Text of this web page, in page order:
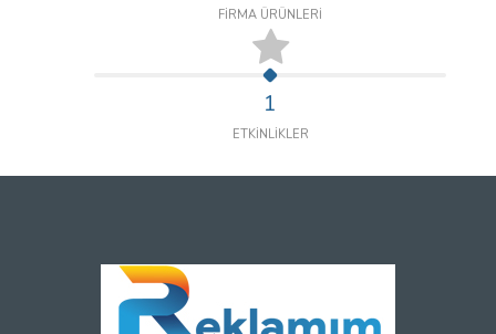
FİRMA ÜRÜNLERİ
1
ETKİNLİKLER